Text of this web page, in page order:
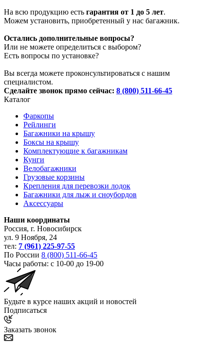
На всю продукцию есть гарантия от 1 до 5 лет.
Можем установить, приобретенный у нас багажник.
Остались дополнительные вопросы?
Или не можете определиться с выбором?
Есть вопросы по установке?
Вы всегда можете проконсультироваться с нашим
специалистом.
Сделайте звонок прямо сейчас: 8 (800) 511-66-45
Каталог
Фаркопы
Рейлинги
Багажники на крышу
Боксы на крышу
Комплектующие к багажникам
Кунги
Велобагажники
Грузовые корзины
Крепления для перевозки лодок
Багажники для лыж и сноубордов
Аксессуары
Наши координаты
Россия, г. Новосибирск
ул. 9 Ноября, 24
тел: 7 (961) 225-97-55
По России 8 (800) 511-66-45
Часы работы: с 10-00 до 19-00
Будьте в курсе наших акций и новостей
Подписаться
Заказать звонок